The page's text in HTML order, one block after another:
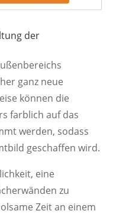
der
ganz neue
können die
farblich auf das
werden, sodass
geschaffen wird.
eine
zu
Zeit an einem